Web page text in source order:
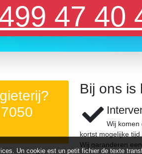
47 40
Bij ons is
Wij komen
kortst mogelijke tijd.
Wij garanderen
Un cookie est un petit fichier de texte